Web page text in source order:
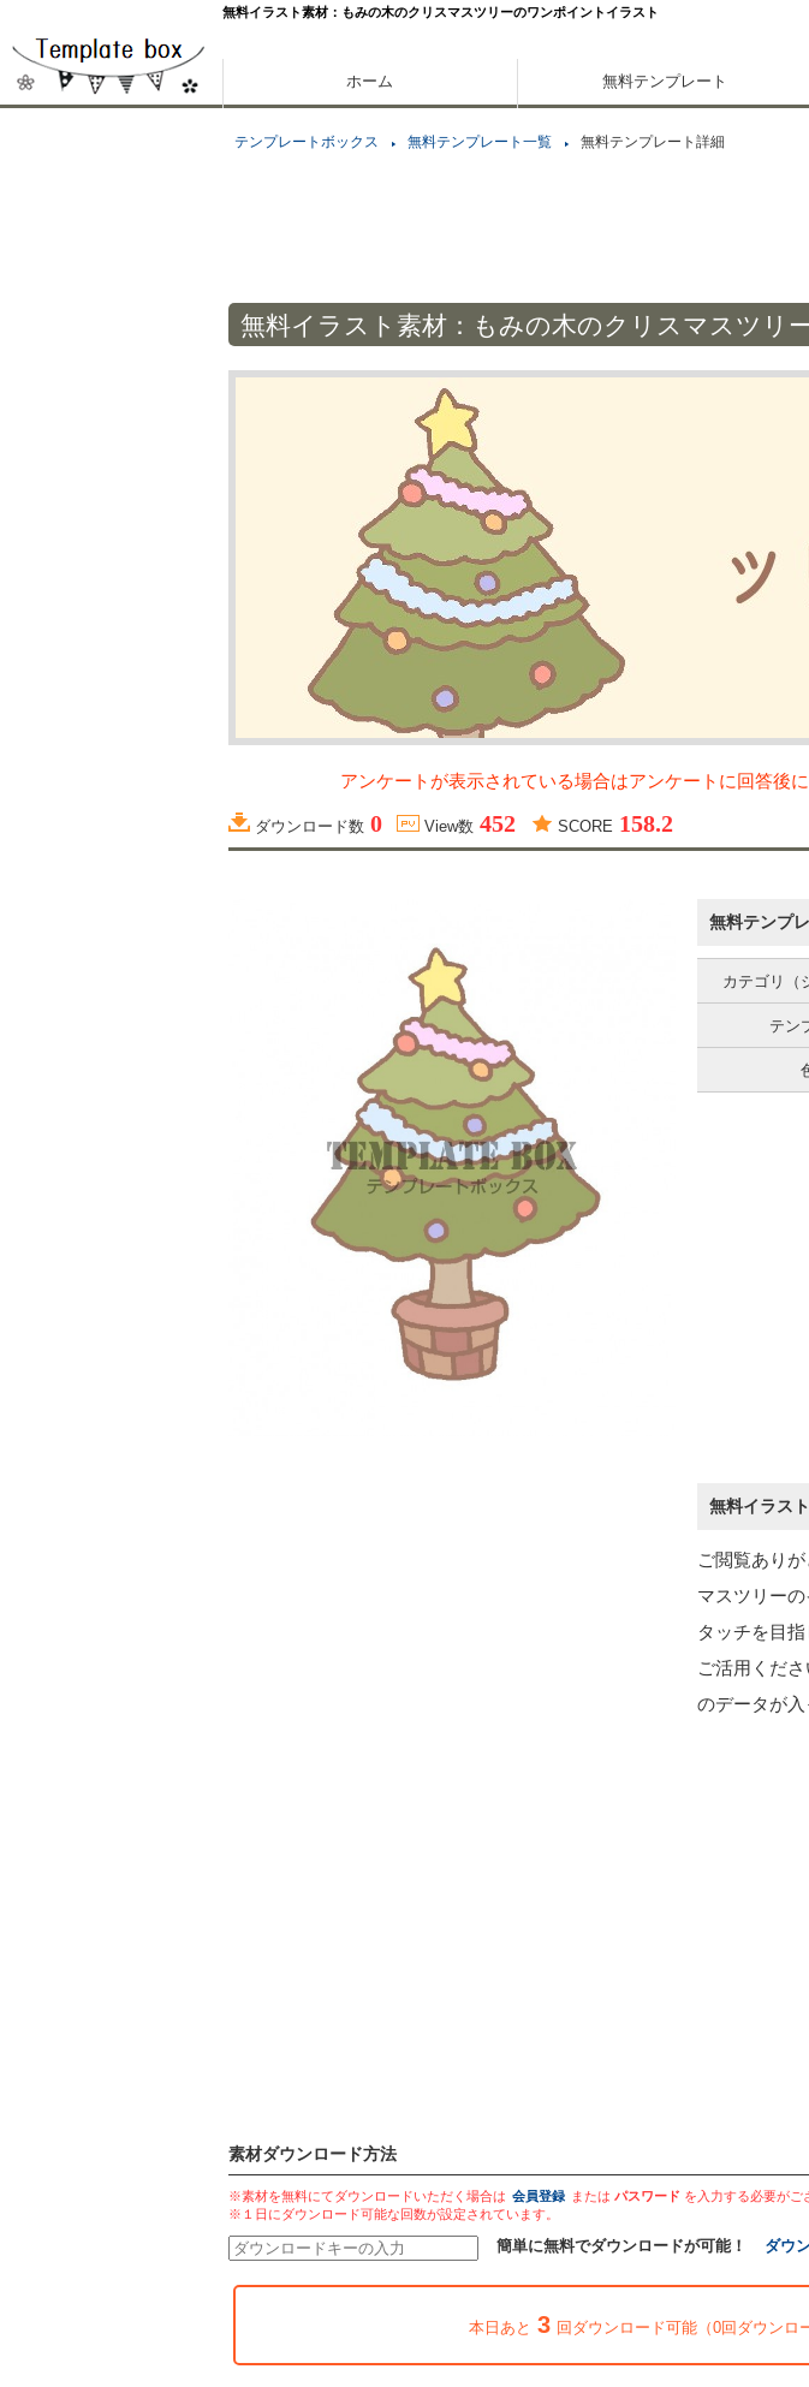
無料イラスト素材：もみの木のクリスマスツリーのワンポイントイラスト
ホーム 無料テンプレート
テンプレートボックス 無料テンプレート一覧 無料テンプレート詳細
無料イラスト素材：もみの木のクリスマスツリ
アンケートが表示されている場合はアンケートに回答後
ダウンロード数 0 View数 452 SCORE 158.2
無料テンプ
カテゴリ（
テン
無料イラス
ご閲覧あり
マスツリー
タッチを目
ご活用くだ
のデータが入
素材ダウンロード方法
※素材を無料にてダウンロードいただく場合は 会員登録 または パスワード を入力する必要がご
※１日にダウンロード可能な回数が設定されています。
簡単に無料でダウンロードが可能！ ダウ
本日あと 3 回ダウンロード可能（0回ダウンロ